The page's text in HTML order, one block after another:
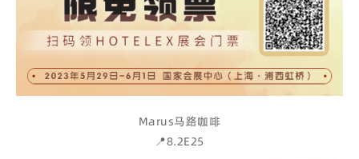
Marus马路咖啡
📍8.2E25